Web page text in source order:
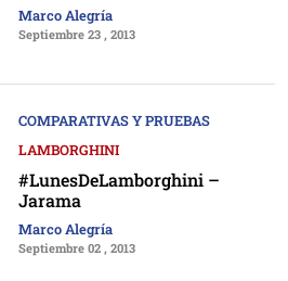
Marco Alegría
Septiembre 23 , 2013
COMPARATIVAS Y PRUEBAS
LAMBORGHINI
#LunesDeLamborghini –
Jarama
Marco Alegría
Septiembre 02 , 2013